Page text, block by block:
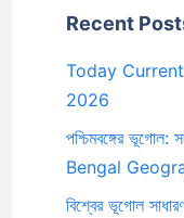
Recent
Today
2026
পশ্চিমবঙ্গের
Bengal
বিশ্বের ভূগোল